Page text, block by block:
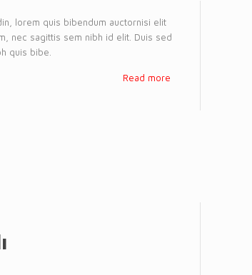
lorem quis bibendum auctornisi elit
nec sagittis sem nibh id elit. Duis sed
quis bibe.
Read more